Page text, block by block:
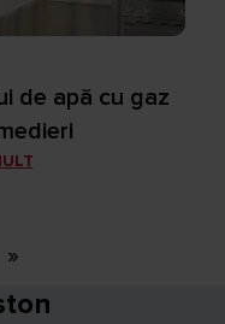
de apă cu gaz
»